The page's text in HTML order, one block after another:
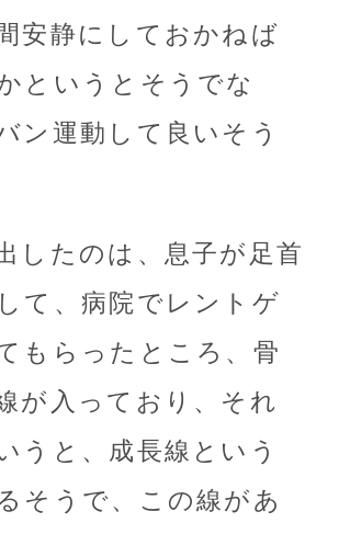
安静にしておかねば
というとそうでな
ン運動して良いそう
したのは、息子が足首
て、病院でレントゲ
もらったところ、骨
が入っており、それ
うと、成長線という
そうで、この線があ